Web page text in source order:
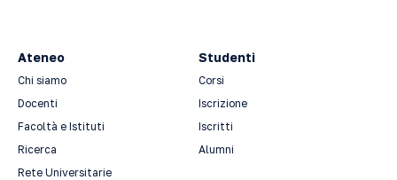
Ateneo
Chi siamo
Docenti
Facoltà e Istituti
Ricerca
Rete Universitarie
Studenti
Corsi
Iscrizione
Iscritti
Alumni